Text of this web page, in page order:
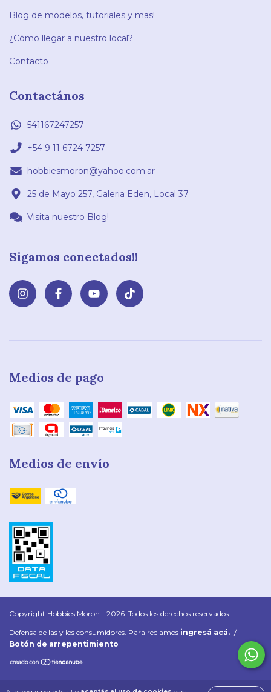
Blog de modelos, tutoriales y mas!
¿Cómo llegar a nuestro local?
Contacto
Contactános
541167247257
+54 9 11 6724 7257
hobbiesmoron@yahoo.com.ar
25 de Mayo 257, Galeria Eden, Local 37
Visita nuestro Blog!
Sigamos conectados!!
Medios de pago
Medios de envío
Copyright Hobbies Moron - 2026. Todos los derechos reservados.
Defensa de las y los consumidores. Para reclamos ingresá acá. /
Botón de arrepentimiento